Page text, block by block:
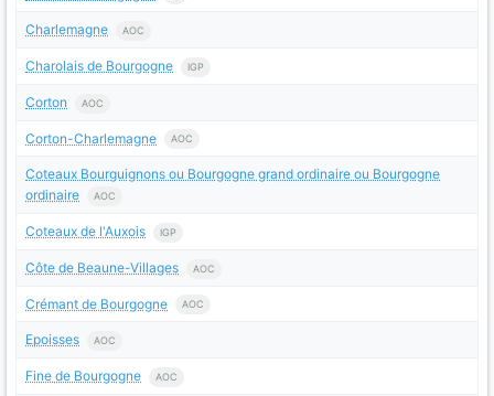
Charlemagne AOC
Charolais de Bourgogne IGP
Corton AOC
Corton-Charlemagne AOC
Coteaux Bourguignons ou Bourgogne grand ordinaire ou Bourgogne
ordinaire
AOC
Coteaux de l'Auxois IGP
Côte de Beaune-Villages AOC
Crémant de Bourgogne AOC
Epoisses AOC
Fine de Bourgogne AOC